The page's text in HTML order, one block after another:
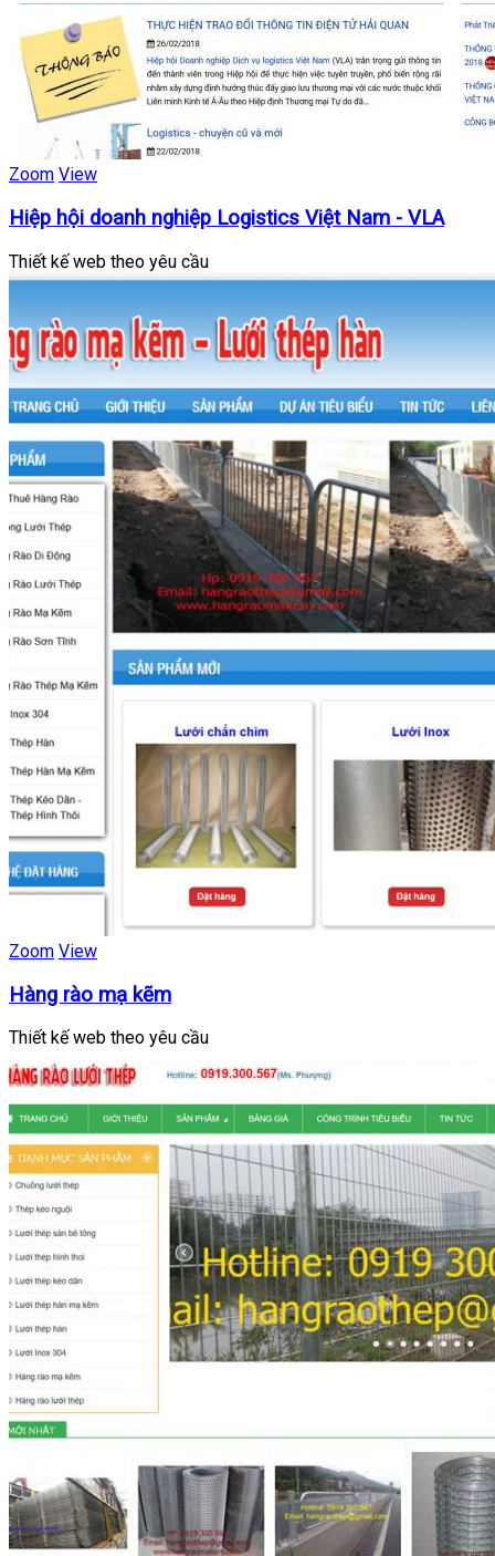
Zoom View
Hiệp hội doanh nghiệp Logistics Việt Nam - VLA
Thiết kế web theo yêu cầu
Zoom View
Hàng rào mạ kẽm
Thiết kế web theo yêu cầu